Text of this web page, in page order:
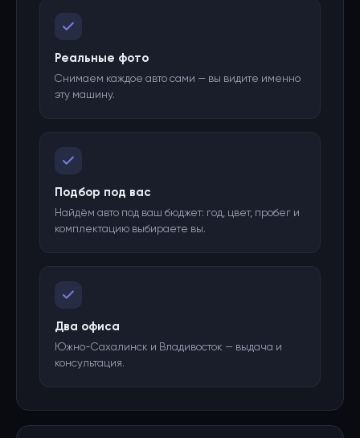
Реальные фото
Снимаем каждое авто сами — вы видите именно
эту машину.
Подбор под вас
Найдём авто под ваш бюджет: год, цвет, пробег и
комплектацию выбираете вы.
Два офиса
Южно-Сахалинск и Владивосток — выдача и
консультация.